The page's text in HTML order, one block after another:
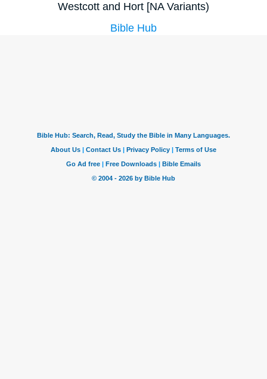
Westcott and Hort [NA Variants)
Bible Hub